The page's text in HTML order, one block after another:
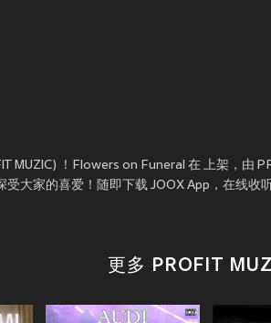
MUZIC) ！Flowers on Funeral 在 上架，由
大家的喜爱！随即下载 JOOX App，在线收
更多 PROFIT